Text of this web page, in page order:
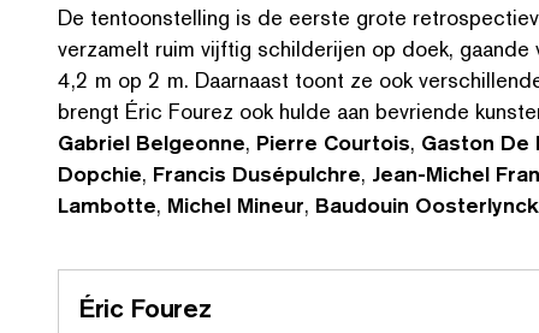
De ten­toon­stelling is de eerste grote
verzamelt ruim vijftig schilder­i­jen op doek, gaande
4,2 m op 2 m. Daarnaast toont ze ook
brengt Éric Fourez ook hulde aan bevriende
Gabriel Belgeonne, Pierre Courtois, Gaston De
Dopchie, Francis Dusépulchre, Jean-Michel
Lambotte, Michel Mineur, Baudouin Oosterlynck
Éric Fourez